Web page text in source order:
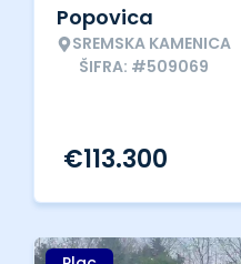
Popovica
SREMSKA KAMENICA
ŠIFRA: #509069
€113.300